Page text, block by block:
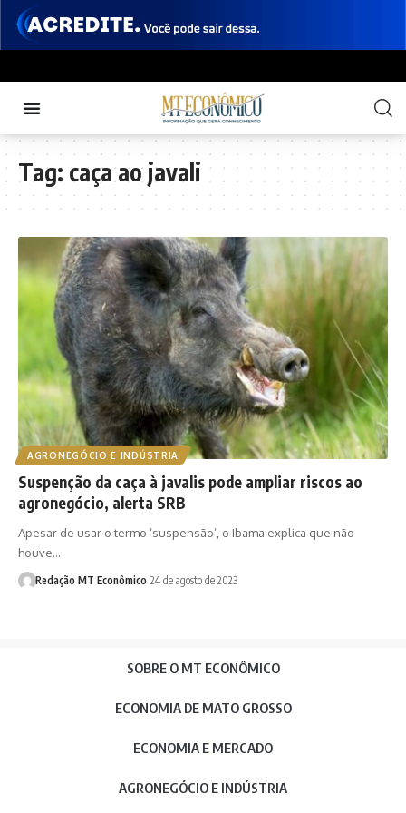
Tag: caça ao javali
AGRONEGÓCIO E INDÚSTRIA
Suspenção da caça à javalis pode ampliar riscos ao
agronegócio, alerta SRB
Apesar de usar o termo ‘suspensão’, o Ibama explica que não
houve…
Redação MT Econômico 24 de agosto de 2023
SOBRE O MT ECONÔMICO
ECONOMIA DE MATO GROSSO
ECONOMIA E MERCADO
AGRONEGÓCIO E INDÚSTRIA